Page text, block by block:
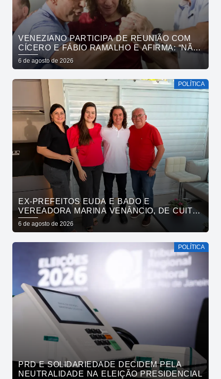
VENEZIANO PARTICIPA DE REUNIÃO COM
CÍCERO E FÁBIO RAMALHO E AFIRMA: “NÃO
ESTAMOS COMPRANDO CONSCIÊNCIAS,
MAS MOSTRANDO TRABALHO
6 de agosto de 2026
POLÍTICA
EX-PREFEITOS EUDA E BADO E
VEREADORA MARINA VENÂNCIO, DE CUITÉ,
REAFIRMAM APOIO A CÍCERO, VENEZIANO E
ANDRÉ GADELHA
6 de agosto de 2026
POLÍTICA
PRD E SOLIDARIEDADE DECIDEM PELA
NEUTRALIDADE NA ELEIÇÃO PRESIDENCIAL